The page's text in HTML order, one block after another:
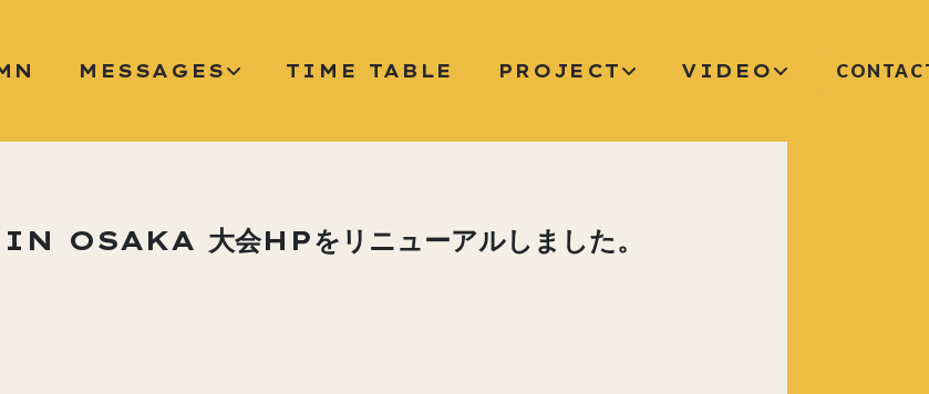
MESSAGES TIME TABLE PROJECT VIDEO
OSAKA 大会HPをリニューアルしました。